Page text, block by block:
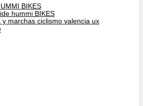
BIKES
hummi BIKES
y marchas ciclismo valencia ux